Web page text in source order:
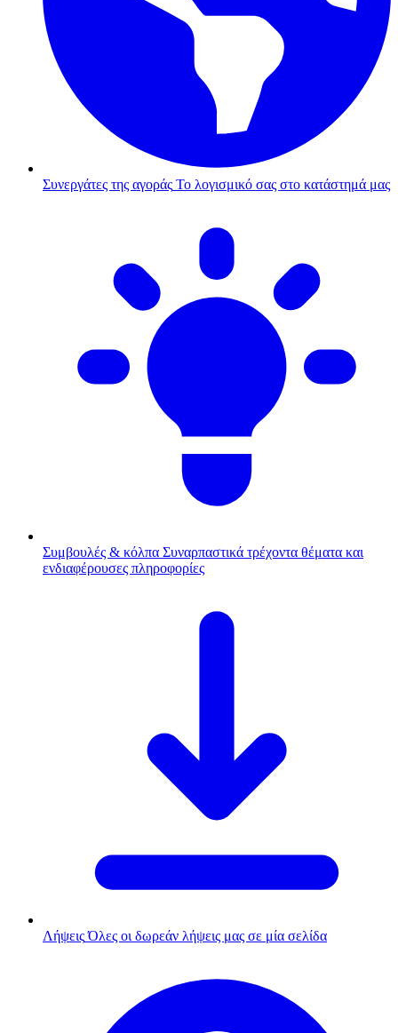
Συνεργάτες της αγοράς Το λογισμικό σας στο κατάστημά μας
Συμβουλές & κόλπα Συναρπαστικά τρέχοντα θέματα και
ενδιαφέρουσες πληροφορίες
Λήψεις Όλες οι δωρεάν λήψεις μας σε μία σελίδα